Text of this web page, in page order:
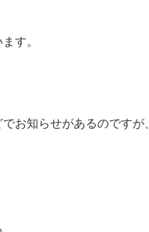
す。
お知らせがあるのですが、